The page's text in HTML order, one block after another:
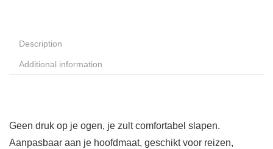
Description
Additional information
Geen druk op je ogen, je zult comfortabel slapen.
Aanpasbaar aan je hoofdmaat, geschikt voor reizen,